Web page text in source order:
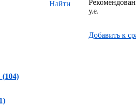
Найти
у.е.
Добавить к